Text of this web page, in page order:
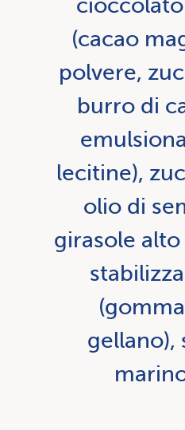
cioccolato
(cacao
polvere,
burro di
lecitine),
olio di
girasole
gellano),